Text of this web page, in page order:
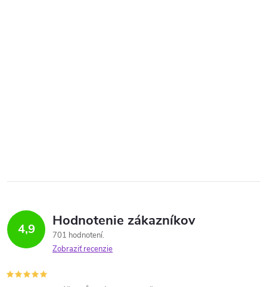
4,9 Hodnotenie zákazníkov
701 hodnotení
Zobraziť recenzie